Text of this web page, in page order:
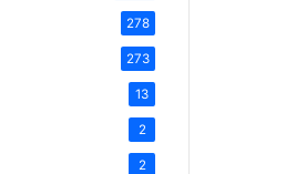
278
273
13
2
2